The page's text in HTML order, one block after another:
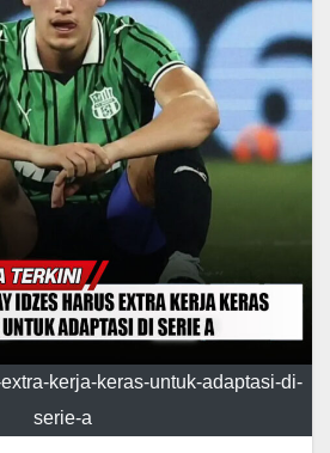
kerja-keras-untuk-adaptasi-di-
serie-a